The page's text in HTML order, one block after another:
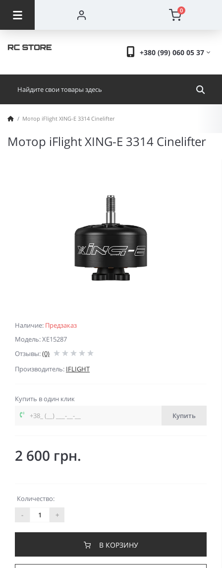
0
+380 (99) 060 05 37
Мотор iFlight XING-E 3314 Cinelifter
Мотор iFlight XING-E 3314 Cinelifter
Наличие: Предзаказ
Модель: XE15287
Отзывы:(0)
Производитель: IFLIGHT
Купить в один клик
Купить
2 600 грн.
Количество:
-
+
В КОРЗИНУ